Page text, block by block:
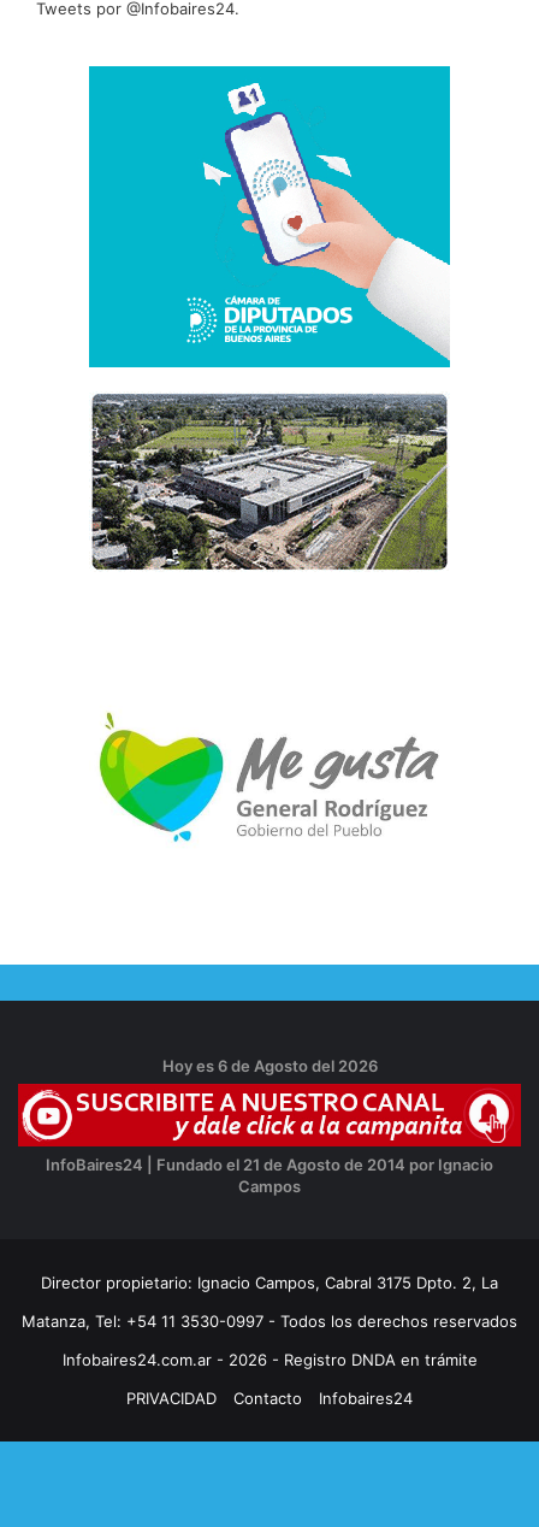
Tweets por @Infobaires24.
Hoy es 6 de Agosto del 2026
InfoBaires24 | Fundado el 21 de Agosto de 2014 por Ignacio
Campos
Director propietario: Ignacio Campos, Cabral 3175 Dpto. 2, La
Matanza, Tel: +54 11 3530-0997 - Todos los derechos reservados
Infobaires24.com.ar - 2026 - Registro DNDA en trámite
PRIVACIDAD
Contacto Infobaires24